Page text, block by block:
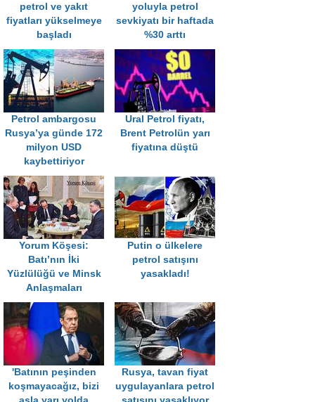
petrol ve yakıt
fiyatları yükselmeye
başladı
yoluyla petrol
sevkiyatı bir haftada
%30 arttı
Petrol ambargosu
Rusya’ya günde 172
milyon USD
kaybettiriyor
Ural Petrol fiyatı,
Brent Petrolün yarı
fiyatına düştü
Yorum Köşesi:
Batı’nın İki
Yüzlülüğü ve Minsk
Anlaşmaları
Putin o ülkelere
petrol satışını
yasakladı!
'Batının peşinden
koşmayacağız, bizi
Rusya, tavan fiyat
uygulayanlara petrol